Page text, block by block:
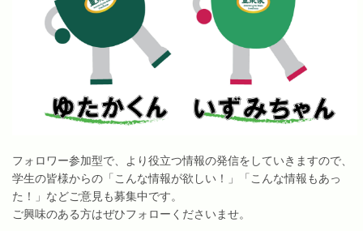
フォロワー参加型で、より役立つ情報の発信をしていきますので、
学生の皆様からの「こんな情報が欲しい！」「こんな情報もあっ
た！」などご意見も募集中です。
ご興味のある方はぜひフォローくださいませ。